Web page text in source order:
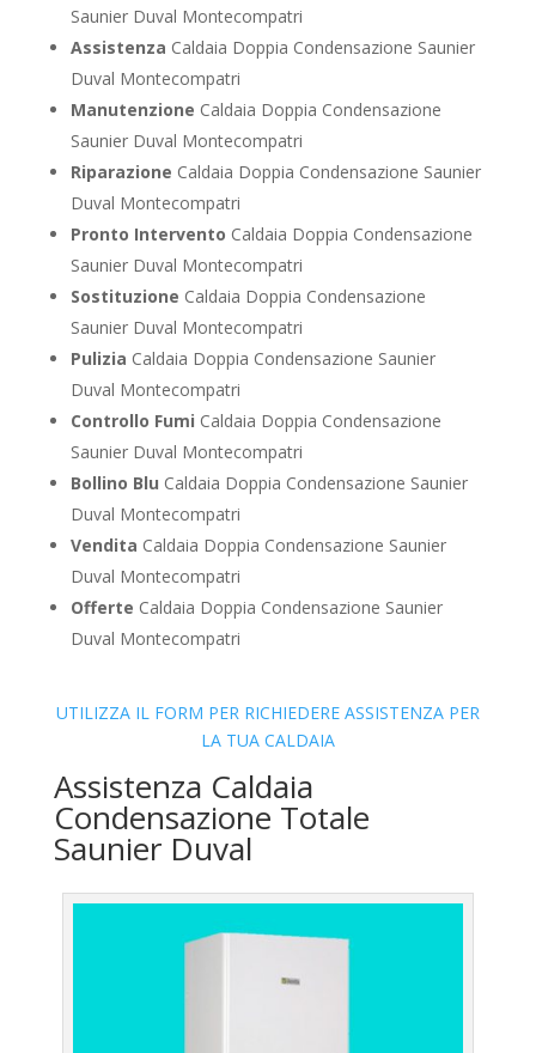
Saunier Duval Montecompatri
Assistenza Caldaia Doppia Condensazione Saunier
Duval Montecompatri
Manutenzione Caldaia Doppia Condensazione
Saunier Duval Montecompatri
Riparazione Caldaia Doppia Condensazione Saunier
Duval Montecompatri
Pronto Intervento Caldaia Doppia Condensazione
Saunier Duval Montecompatri
Sostituzione Caldaia Doppia Condensazione
Saunier Duval Montecompatri
Pulizia Caldaia Doppia Condensazione Saunier
Duval Montecompatri
Controllo Fumi Caldaia Doppia Condensazione
Saunier Duval Montecompatri
Bollino Blu Caldaia Doppia Condensazione Saunier
Duval Montecompatri
Vendita Caldaia Doppia Condensazione Saunier
Duval Montecompatri
Offerte Caldaia Doppia Condensazione Saunier
Duval Montecompatri
UTILIZZA IL FORM PER RICHIEDERE ASSISTENZA PER
LA TUA CALDAIA
Assistenza Caldaia
Condensazione Totale
Saunier Duval